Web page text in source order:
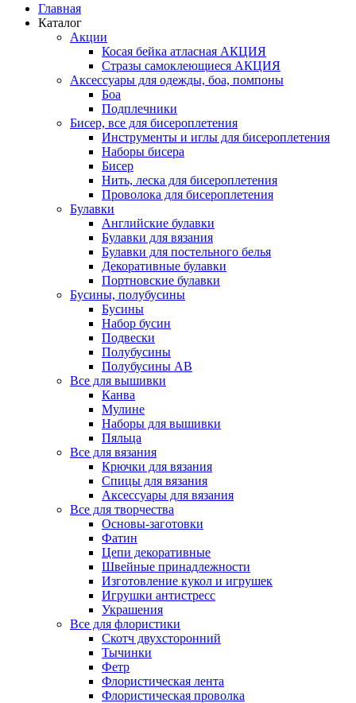
Главная
Каталог
Акции
Косая бейка атласная АКЦИЯ
Стразы самоклеющиеся АКЦИЯ
Аксессуары для одежды, боа, помпоны
Боа
Подплечники
Бисер, все для бисероплетения
Инструменты и иглы для бисероплетения
Наборы бисера
Бисер
Нить, леска для бисероплетения
Проволока для бисероплетения
Булавки
Английские булавки
Булавки для вязания
Булавки для постельного белья
Декоративные булавки
Портновские булавки
Бусины, полубусины
Бусины
Набор бусин
Подвески
Полубусины
Полубусины AB
Все для вышивки
Канва
Мулине
Наборы для вышивки
Пяльца
Все для вязания
Крючки для вязания
Спицы для вязания
Аксессуары для вязания
Все для творчества
Основы-заготовки
Фатин
Цепи декоративные
Швейные принадлежности
Изготовление кукол и игрушек
Игрушки антистресс
Украшения
Все для флористики
Скотч двухсторонний
Тычинки
Фетр
Флористическая лента
Флористическая проволка